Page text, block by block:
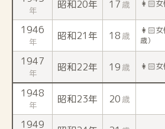
年 昭和20年 17 歳 👩🏻
1946
年 昭和21年 18 歳 👩🏻
歳）
1947
年 昭和22年 19 歳 👩🏻
1948
年 昭和23年 20 歳
1949